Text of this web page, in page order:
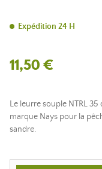
Expédition 24 H
11,50 €
Le leurre souple NTRL
marque Nays pour la
sandre.